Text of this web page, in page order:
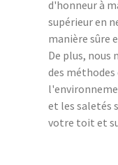
d'honneur à
supérieur en
manière sûre
De plus, nous
des
et les saletés
votre toit et